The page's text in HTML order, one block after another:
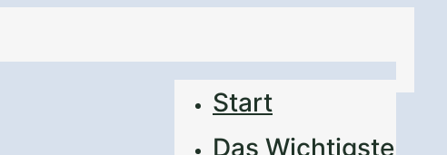
Start
Das Wichtigste